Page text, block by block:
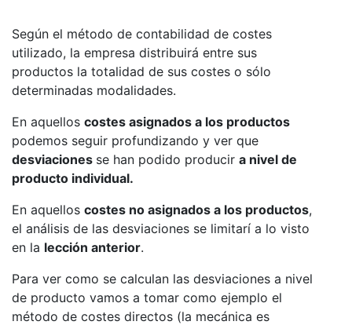
Según el método de contabilidad de costes
utilizado, la empresa distribuirá entre sus
productos la totalidad de sus costes o sólo
determinadas modalidades.
En aquellos costes asignados a los productos
podemos seguir profundizando y ver que
desviaciones se han podido producir a nivel de
producto individual.
En aquellos costes no asignados a los productos,
el análisis de las desviaciones se limitarí a lo visto
en la lección anterior.
Para ver como se calculan las desviaciones a nivel
de producto vamos a tomar como ejemplo el
método de costes directos (la mecánica es